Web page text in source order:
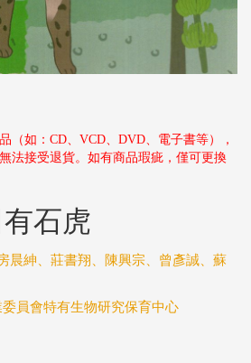
（如：CD、VCD、DVD、電子書等），
法接受退貨。如有商品瑕疵，僅可更換
石虎
晨紳、莊書翔、陳興宗、曾彥誠、蘇
員會特有生物研究保育中心